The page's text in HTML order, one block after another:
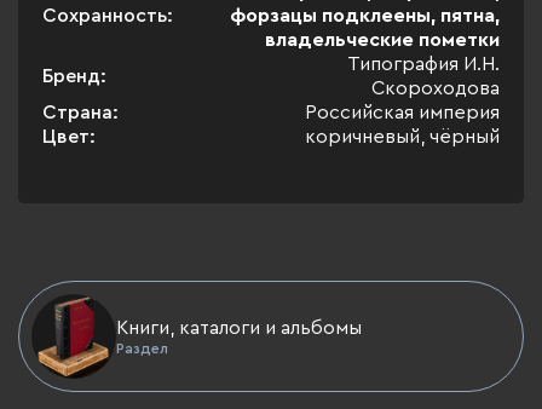
Сохранность:
форзацы подклеены, пятна,
владельческие пометки
Бренд:
Типография И.Н.
Скороходова
Страна:
Российская империя
Цвет:
коричневый, чёрный
Книги, каталоги и альбомы
Раздел